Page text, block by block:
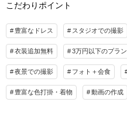
こだわりポイント
豊富なドレス スタジオでの撮影
衣装追加無料 3万円以下のプラン
夜景での撮影 フォト＋会食
豊富な色打掛・着物 動画の作成